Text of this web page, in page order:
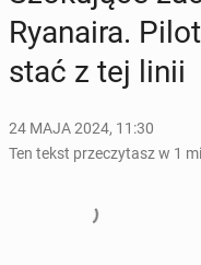
Ry­ana­ira.
stać z tej linii
24 MAJA 2024, 11:30
Ten tekst przeczytasz w 1